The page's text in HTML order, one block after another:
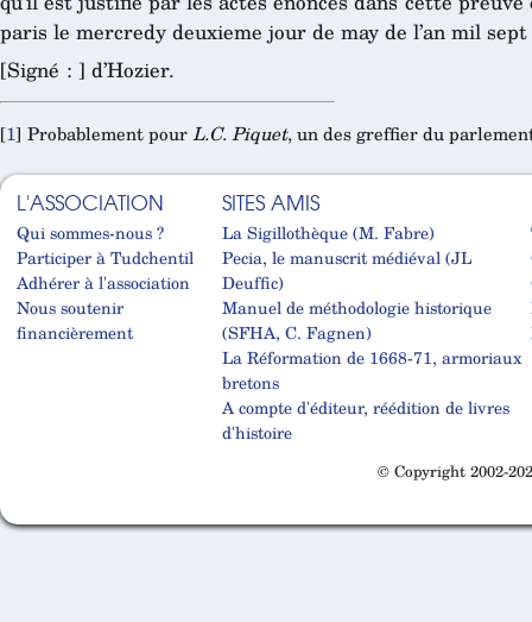
paris le mercredy deuxieme jour de may de l’an mil
[Signé : ] d’Hozier.
[1] Probablement pourL.C. Piquet, un des greffier du
L'ASSOCIATION
Qui sommes-nous ?
Participer à Tudchentil
Adhérer à l'association
Nous soutenir
financièrement
SITES AMIS
La Sigillothèque (M. Fabre)
Pecia, le manuscrit médiéval (JL
Deuffic)
Manuel de méthodologie historique
(SFHA, C. Fagnen)
La Réformation de 1668-71, armoriaux
bretons
A compte d'éditeur, réédition de livres
d'histoire
© Copyright 2002-